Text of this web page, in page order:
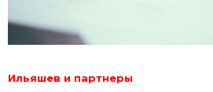
Ильяшев и партнеры